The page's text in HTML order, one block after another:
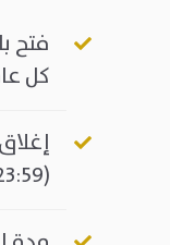
فتح
كل
(23:59 بتوقيت الخليج)